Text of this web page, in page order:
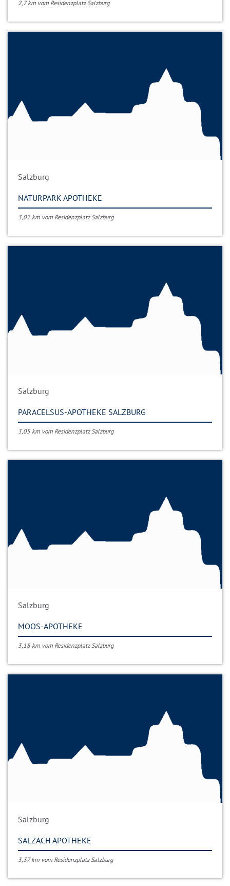
2,7 km vom Residenzplatz Salzburg
Salzburg
NATURPARK APOTHEKE
3,02 km vom Residenzplatz Salzburg
Salzburg
PARACELSUS-APOTHEKE SALZBURG
3,05 km vom Residenzplatz Salzburg
Salzburg
MOOS-APOTHEKE
3,18 km vom Residenzplatz Salzburg
Salzburg
SALZACH APOTHEKE
3,37 km vom Residenzplatz Salzburg